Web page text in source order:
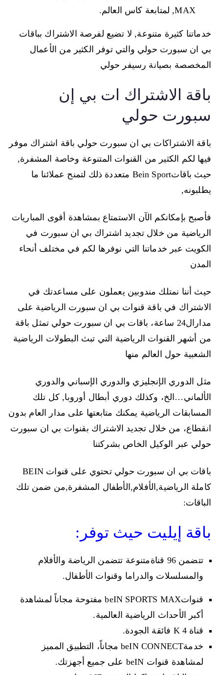
MAX, لمتابعة كاس العالم.
خدماتنا كثيرة متنوعة, لا تضيع لفرصة الاشتراك بباقات
بي ان سبورت حولي والتي توفر الكثير من الأعمال
المخصصة بصيانة رسيفر حولي
باقة الاشتراك ات بي إن
سبورت حولي
باقة الاشتراكات بي ان سبورت حولي باقة اشتراك موفر
فيها لكم الكثير من القنوات المتنوعة وخاصة المشفرة,
حيث باقاتBein Sport متعددة ذلك لتمنح عملائنا ما
يطلبونه,
فأصبح بإمكانكم الآن الاستمتاع بمشاهدة أقوى المباريات
الرياضية من خلال تجديد اشتراك بي ان سبورت في
الكويت عبر خدماتنا التي نوفرها لكم في مختلف أنحاء
المدن
حيث أننا نمتلك مندوبين يعملون على مساعدتك في
الاشتراك في باقة قنوات بي ان سبورت الرياضية على
مدارال24 ساعة، باقات بي ان سبورت حولي تمثل باقة
من أشهر القنوات الرياضية التي تبث البطولات الرياضية
الشعبية حول العالم منها
مثل الدوري الإنجليزي والدوري الإسباني والدوري
الألماني…الخ، وكذلك دوري أبطال أوروبا, كل تلك
المسابقات الرياضية يمكنك متابعتها على مدار العام بدون
انقطاع، من خلال تجديد الاشتراك بقنوات بي ان سبورت
حولي عبر الوكيل الخاص بشركتنا
باقات بي ان سبورت حولي تحتوي على قنوات BEIN
كاملة الرياضية,الأفلام,الأطفال المشفرة,من ضمن تلك
الباقات:
باقة إيليت حيث توفر:
تتضمن 96 قناةمتنوعة تتضمن الرياضة والأفلام
والمسلسلات والدراما وقنوات الأطفال.
قنواتbeIN SPORTS MAX مفتوحة مجاناً لمشاهدة
أكبر الأحداث الرياضية العالمية.
قناة 4 K فائقة الجودة.
خدمةbeIN CONNECT مجاناً، التطبيق المميز
لمشاهدة قنوات beIN على جميع أجهزتك.